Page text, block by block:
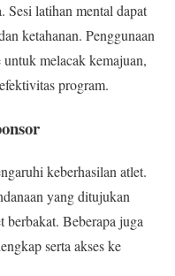
Sesi latihan mental dapat
ketahanan. Penggunaan
melacak kemajuan,
program.
keberhasilan atlet.
yang ditujukan
berbakat. Beberapa juga
serta akses ke